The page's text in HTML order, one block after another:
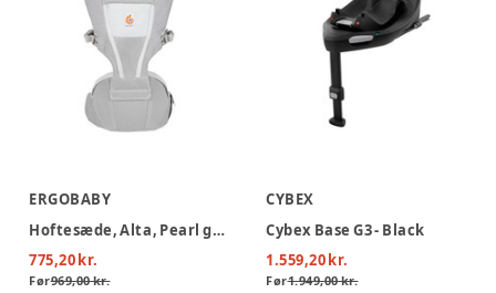
ERGOBABY
Hoftesæde, Alta, Pearl grey
775,20 kr.
Før969,00 kr.
CYBEX
Cybex Base G3 - Black
1.559,20 kr.
Før1.949,00 kr.